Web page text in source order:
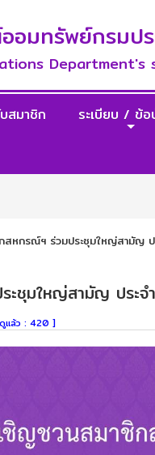
อมทรัพย์กรมป
สมาชิก ระเบียบ / ข้
สหกรณ์ฯ ร่วมประชุมใหญ่สามัญ
ะชุมใหญ่สามัญ ประ
ล้ว : 420 ]